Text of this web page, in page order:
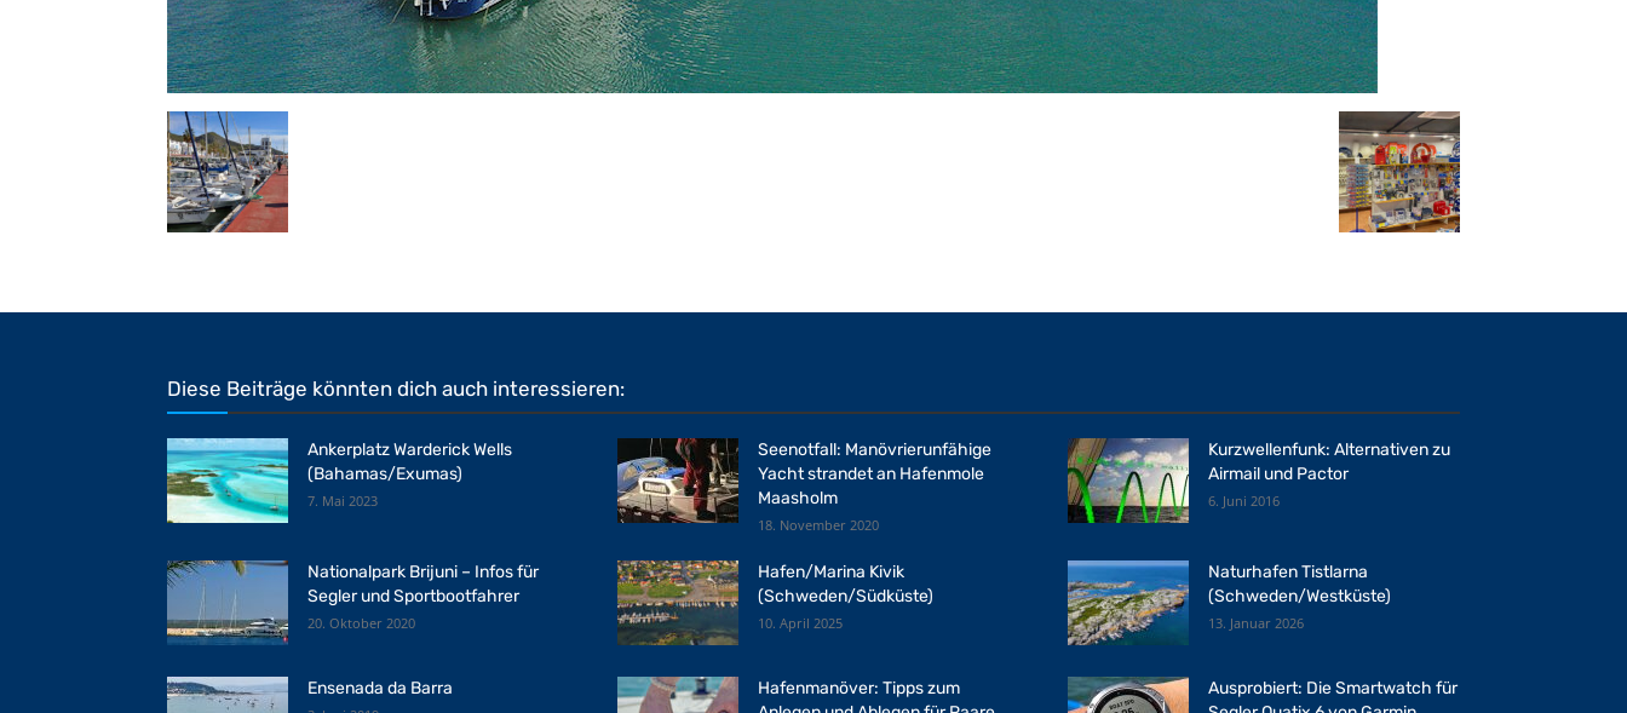
Diese Beiträge könnten dich auch interessieren:
Ankerplatz Warderick Wells
(Bahamas/Exumas)
7. Mai 2023
Seenotfall: Manövrierunfähige
Yacht strandet an Hafenmole
Maasholm
18. November 2020
Kurzwellenfunk: Alternativen zu
Airmail und Pactor
6. Juni 2016
Nationalpark Brijuni – Infos für
Segler und Sportbootfahrer
20. Oktober 2020
Hafen/Marina Kivik
(Schweden/Südküste)
10. April 2025
Naturhafen Tistlarna
(Schweden/Westküste)
13. Januar 2026
Ensenada da Barra
Hafenmanöver: Tipps zum
Ausprobiert: Die Smartwatch für